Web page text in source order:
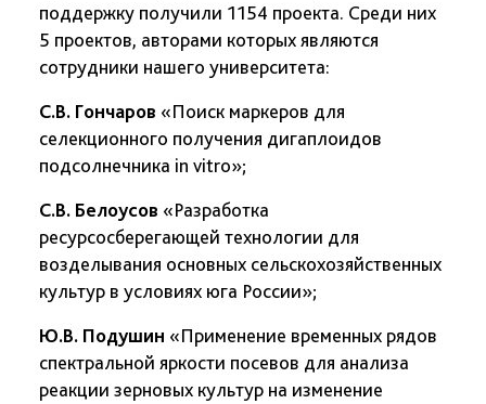
поддержку получили 1154 проекта. Среди них
5 проектов, авторами которых являются
сотрудники нашего университета:
С.В. Гончаров «Поиск маркеров для
селекционного получения дигаплоидов
подсолнечника in vitro»;
С.В. Белоусов «Разработка
ресурсосберегающей технологии для
возделывания основных сельскохозяйственных
культур в условиях юга России»;
Ю.В. Подушин «Применение временных рядов
спектральной яркости посевов для анализа
реакции зерновых культур на изменение